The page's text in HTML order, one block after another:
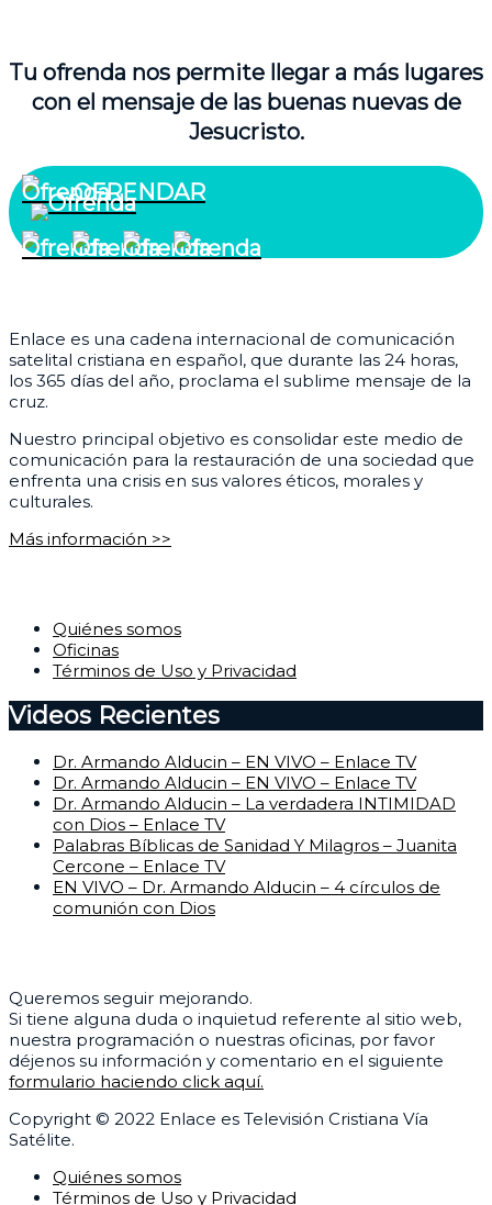
Tu ofrenda nos permite llegar a más lugares
con el mensaje de las buenas nuevas de
Jesucristo.
OFRENDAR
Enlace es una cadena internacional de comunicación
satelital cristiana en español, que durante las 24 horas,
los 365 días del año, proclama el sublime mensaje de la
cruz.
Nuestro principal objetivo es consolidar este medio de
comunicación para la restauración de una sociedad que
enfrenta una crisis en sus valores éticos, morales y
culturales.
Más información >>
Quiénes somos
Oficinas
Términos de Uso y Privacidad
Videos Recientes
Dr. Armando Alducin – EN VIVO – Enlace TV
Dr. Armando Alducin – EN VIVO – Enlace TV
Dr. Armando Alducin – La verdadera INTIMIDAD
con Dios – Enlace TV
Palabras Bíblicas de Sanidad Y Milagros – Juanita
Cercone – Enlace TV
EN VIVO – Dr. Armando Alducin – 4 círculos de
comunión con Dios
Queremos seguir mejorando.
Si tiene alguna duda o inquietud referente al sitio web,
nuestra programación o nuestras oficinas, por favor
déjenos su información y comentario en el siguiente
formulario haciendo click aquí.
Copyright © 2022 Enlace es Televisión Cristiana Vía
Satélite.
Quiénes somos
Términos de Uso y Privacidad